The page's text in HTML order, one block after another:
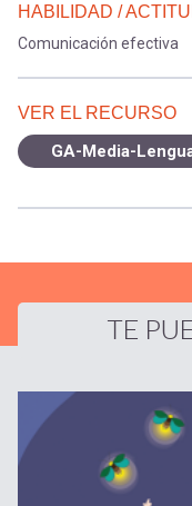
HABILIDAD /
Comunicación efectiva
VER EL RECURSO
GA-Media-
TE